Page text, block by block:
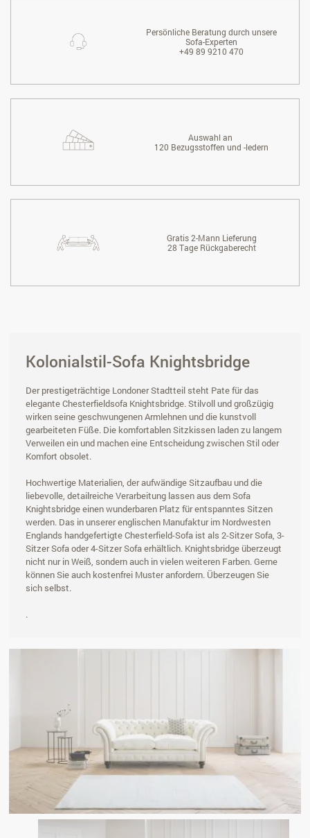
Persönliche Beratung durch unsere
Sofa-Experten
+49 89 9210 470
Auswahl an
120 Bezugsstoffen und -ledern
Gratis 2-Mann Lieferung
28 Tage Rückgaberecht
Kolonialstil-Sofa Knightsbridge
Der prestigeträchtige Londoner Stadtteil steht Pate für das
elegante Chesterfieldsofa Knightsbridge. Stilvoll und großzügig
wirken seine geschwungenen Armlehnen und die kunstvoll
gearbeiteten Füße. Die komfortablen Sitzkissen laden zu langem
Verweilen ein und machen eine Entscheidung zwischen Stil oder
Komfort obsolet.
Hochwertige Materialien, der aufwändige Sitzaufbau und die
liebevolle, detailreiche Verarbeitung lassen aus dem Sofa
Knightsbridge einen wunderbaren Platz für entspanntes Sitzen
werden. Das in unserer englischen Manufaktur im Nordwesten
Englands handgefertigte Chesterfield-Sofa ist als 2-Sitzer Sofa, 3-
Sitzer Sofa oder 4-Sitzer Sofa erhältlich. Knightsbridge überzeugt
nicht nur in Weiß, sondern auch in vielen weiteren Farben. Gerne
können Sie auch kostenfrei Muster anfordern. Überzeugen Sie
sich selbst.
.